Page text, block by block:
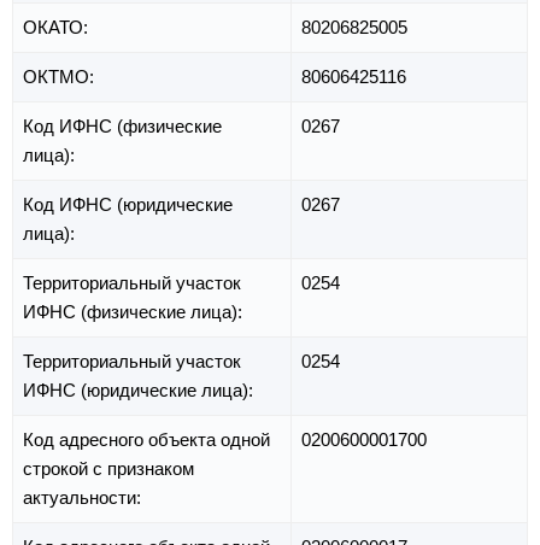
ОКАТО: 80206825005
ОКТМО: 80606425116
Код ИФНС (физические
лица):
0267
Код ИФНС (юридические
лица):
0267
Территориальный участок
ИФНС (физические лица):
0254
Территориальный участок
ИФНС (юридические лица):
0254
Код адресного объекта одной
строкой с признаком
актуальности:
0200600001700